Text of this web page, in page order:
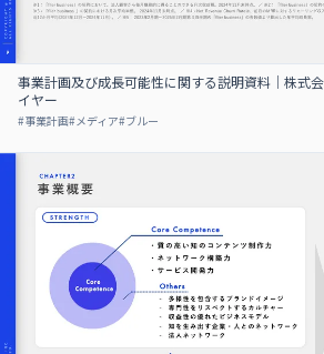
事業計画及び成⻑可能性に関する説明資料｜株式
イヤー
#事業計画#メディア#ブルー